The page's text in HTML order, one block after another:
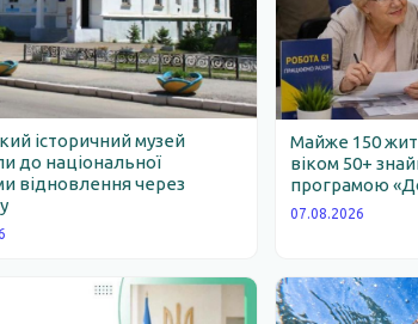
історичний музей
до національної
відновлення через
Майже 150
віком 50+
програмою
07.08.2026